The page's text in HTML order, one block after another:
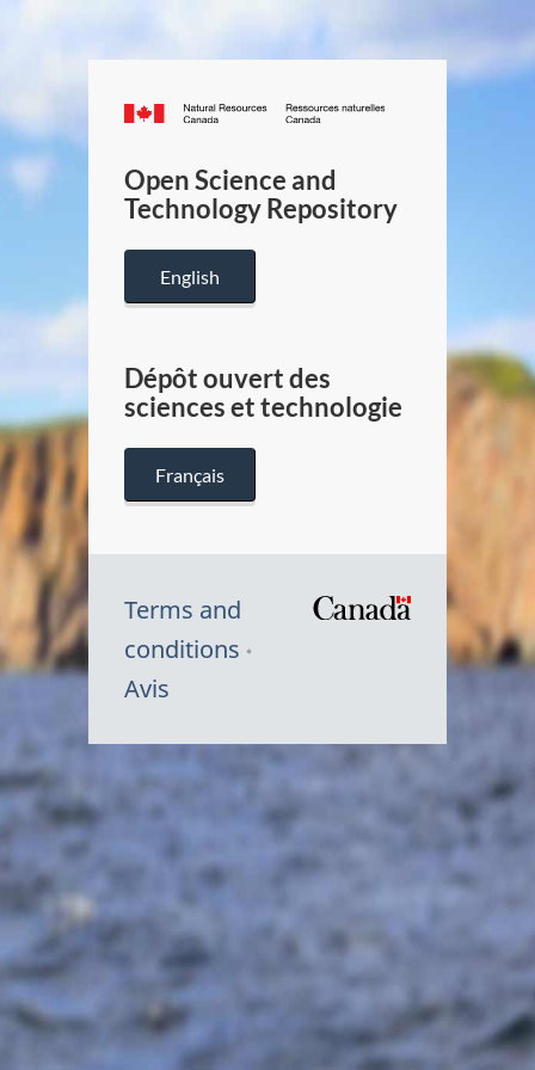
Canada.ca
/
Canada
Open Science and
Technology Repository
English
Dépôt ouvert des
sciences et technologie
Français
Terms and
conditions
Avis
Symbole
Canada